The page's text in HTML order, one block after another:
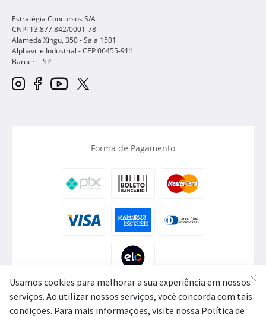
Estratégia Concursos S/A
CNPJ 13.877.842/0001-78
Alameda Xingu, 350 - Sala 1501
Alphaville Industrial - CEP06455-911
Barueri -SP
Forma de Pagamento